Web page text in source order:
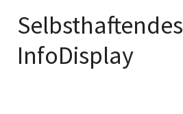
Selbsthaftendes
InfoDisplay